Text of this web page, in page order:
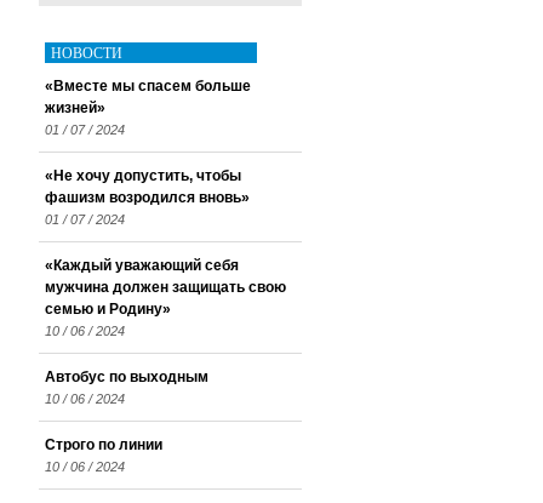
НОВОСТИ
«Вместе мы спасем больше
жизней»
01 / 07 / 2024
«Не хочу допустить, чтобы
фашизм возродился вновь»
01 / 07 / 2024
«Каждый уважающий себя
мужчина должен защищать свою
семью и Родину»
10 / 06 / 2024
Автобус по выходным
10 / 06 / 2024
Строго по линии
10 / 06 / 2024